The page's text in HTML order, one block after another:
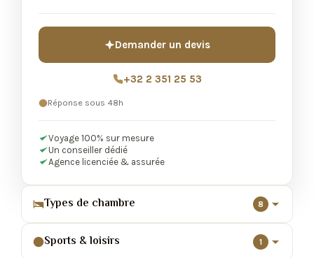
Demander un devis
+32 2 351 25 53
Réponse sous 48h
Voyage 100% sur mesure
Un conseiller dédié
Agence licenciée & assurée
Types de chambre 8
Sports & loisirs 1